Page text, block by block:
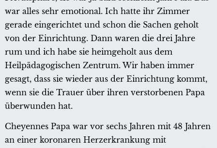
war alles sehr emotional. Ich hatte ihr Zimmer
gerade eingerichtet und schon die Sachen geholt
von der Einrichtung. Dann waren die drei Jahre
rum und ich habe sie heimgeholt aus dem
Heilpädagogischen Zentrum. Wir haben immer
gesagt, dass sie wieder aus der Einrichtung kommt,
wenn sie die Trauer über ihren verstorbenen Papa
überwunden hat.
Cheyennes Papa war vor sechs Jahren mit 48 Jahren
an einer koronaren Herzerkrankung mit